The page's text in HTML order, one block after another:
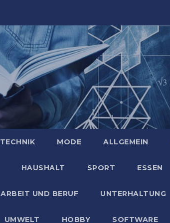
TECHNIK MODE ALLGEMEIN
HAUSHALT SPORT ESSEN
ARBEIT UND BERUF UNTERHALTUNG
UMWELT HOBBY SOFTWARE